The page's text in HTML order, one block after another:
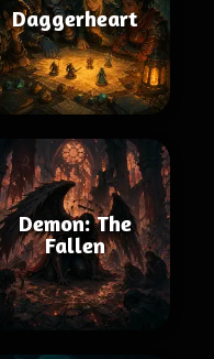
Daggerheart
Demon: The
Fallen